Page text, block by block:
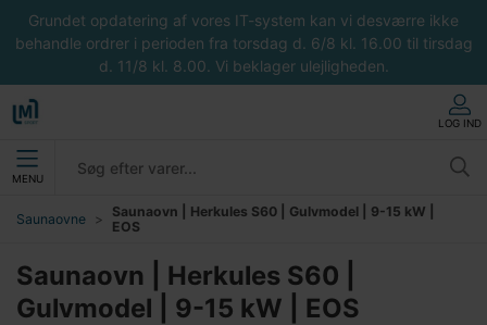
Grundet opdatering af vores IT-system kan vi desværre ikke
behandle ordrer i perioden fra torsdag d. 6/8 kl. 16.00 til tirsdag
d. 11/8 kl. 8.00. Vi beklager ulejligheden.
LOG IND
MENU
Saunaovne
Saunaovn | Herkules S60 | Gulvmodel | 9-15 kW |
EOS
Saunaovn | Herkules S60 |
Gulvmodel | 9-15 kW | EOS